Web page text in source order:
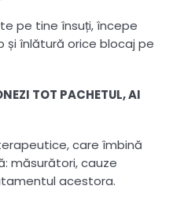
pe tine însuți, începe
și înlătură orice blocaj pe
TOT PACHETUL, AI
care îmbină
măsurători, cauze
acestora.